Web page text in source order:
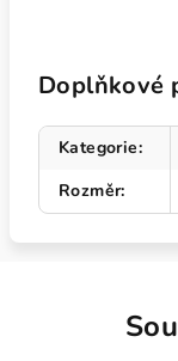
Doplňkové
Kategorie:
Rozměr: